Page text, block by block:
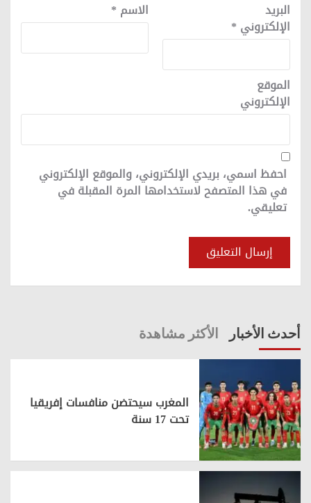
الاسم * البريد
الإلكتروني *
الموقع
الإلكتروني
احفظ اسمي، بريدي الإلكتروني، والموقع الإلكتروني
في هذا المتصفح لاستخدامها المرة المقبلة في
تعليقي.
أحدث الأخبار الأكثر مشاهدة
المغرب سيحتضن منافسات إفريقيا
تحت 17 سنة